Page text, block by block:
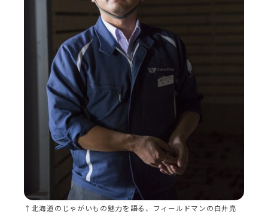
↑北海道のじゃがいもの魅力を語る、フィールドマンの白井亮